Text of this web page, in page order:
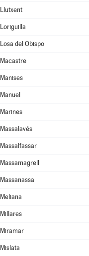
Llutxent
Loriguilla
Losa del Obispo
Macastre
Manises
Manuel
Marines
Massalavés
Massalfassar
Massamagrell
Massanassa
Meliana
Millares
Miramar
Mislata